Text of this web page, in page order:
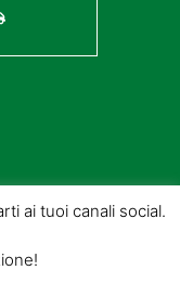
ai tuoi canali social.